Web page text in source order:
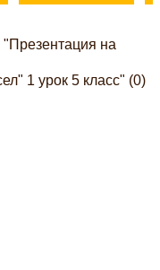
на
1 урок 5 класс" (0)